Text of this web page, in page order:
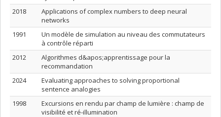
2018
Applications of complex numbers to deep neural
networks
1991
Un modèle de simulation au niveau des commutateurs
à contrôle réparti
2012
Algorithmes d&apos;apprentissage pour la
recommandation
2024
Evaluating approaches to solving proportional
sentence analogies
1998
Excursions en rendu par champ de lumière : champ de
visibilité et ré-illumination